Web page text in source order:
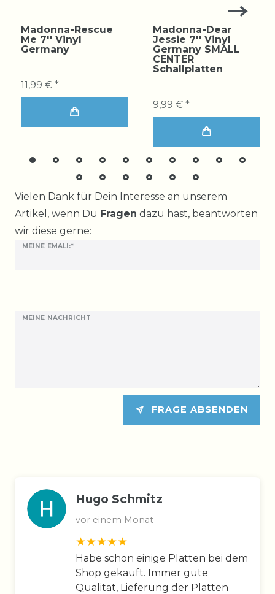
Madonna-Rescue
Me 7'' Vinyl
Germany
11,99 € *
Madonna-Dear
Jessie 7'' Vinyl
Germany SMALL
CENTER
Schallplatten
9,99 € *
Vielen Dank für Dein Interesse an unserem
Artikel, wenn Du Fragen dazu hast, beantworten
wir diese gerne:
MEINE EMALI:*
MEINE NACHRICHT
Ceres::Template.mailFormHoneypotLabel
FRAGE ABSENDEN
Hugo Schmitz
vor einem Monat
Habe schon einige Platten bei dem
Shop gekauft. Immer gute
Qualität, Lieferung der Platten